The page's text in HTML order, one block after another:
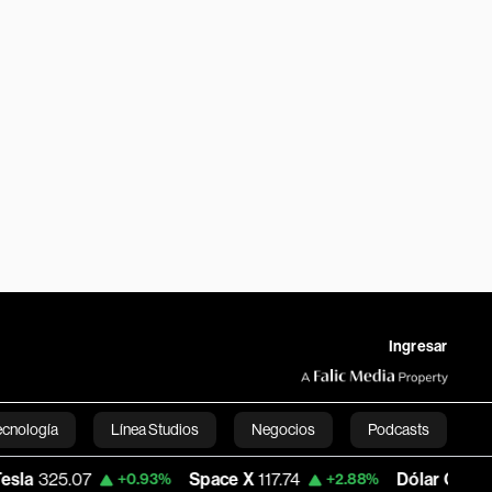
Ingresar
Línea Studios Negocios Podcasts
English
+0.93% Space X 117.74 +2.88% Dólar Oficial -